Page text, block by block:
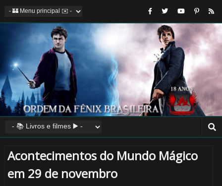
Acontecimentos do Mundo Mágico
em 29 de novembro